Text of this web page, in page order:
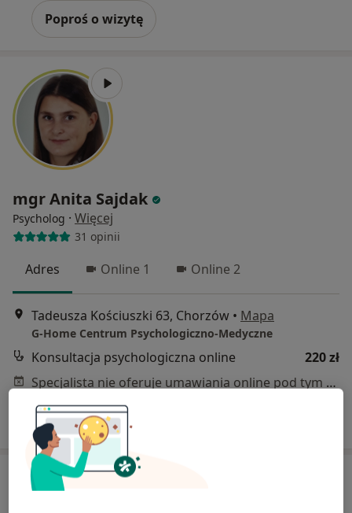
Poproś o wizytę
mgr Anita Sajdak
Psycholog · Więcej
31 opinii
Adres Online 1 Online 2
Tadeusza Kościuszki 63, Chorzów • Mapa
G-Home Centrum Psychologiczno-Medyczne
Konsultacja psychologiczna online
220 zł
Specjalista nie oferuje umawiania online pod tym adresem.
Poproś o wizytę